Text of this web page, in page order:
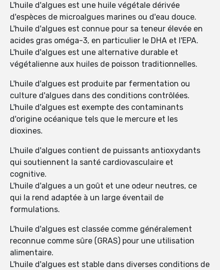
L'huile d'algues est une huile végétale dérivée
d'espèces de microalgues marines ou d'eau douce.
L'huile d'algues est connue pour sa teneur élevée en
acides gras oméga-3, en particulier le DHA et l'EPA.
L'huile d'algues est une alternative durable et
végétalienne aux huiles de poisson traditionnelles.
L'huile d'algues est produite par fermentation ou
culture d'algues dans des conditions contrôlées.
L'huile d'algues est exempte des contaminants
d'origine océanique tels que le mercure et les
dioxines.
L'huile d'algues contient de puissants antioxydants
qui soutiennent la santé cardiovasculaire et
cognitive.
L'huile d'algues a un goût et une odeur neutres, ce
qui la rend adaptée à un large éventail de
formulations.
L'huile d'algues est classée comme généralement
reconnue comme sûre (GRAS) pour une utilisation
alimentaire.
L'huile d'algues est stable dans diverses conditions de